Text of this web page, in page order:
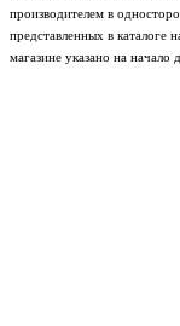
производителем в
представленных в каталоге
магазине указано на начало